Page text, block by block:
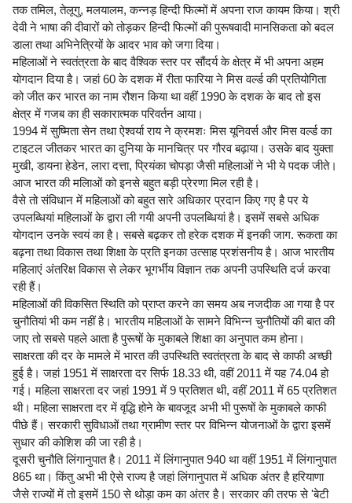
तक तमिल, तेलूगु, मलयालम, कन्नड़ हिन्दी फिल्मों में अपना राज कायम किया। श्री
देवी ने भाषा की दीवारों को तोड़कर हिन्दी फिल्मों की पुरूषवादी मानसिकता को बदल
डाला तथा अभिनेत्रियों के आदर भाव को जगा दिया।
महिलाओं ने स्वतंत्रता के बाद वैश्विक स्तर पर सौंदर्य के क्षेत्र में भी अपना अहम
योगदान दिया है। जहां 60 के दशक में रीता फारिया ने मिस वर्ल्ड की प्रतियोगिता
को जीत कर भारत का नाम रौशन किया था वहीं 1990 के दशक के बाद तो इस
क्षेत्र में गजब का ही सकारात्मक परिवर्तन आया।
1994 में सुष्मिता सेन तथा ऐश्वर्या राय ने क्रमशः मिस यूनिवर्स और मिस वर्ल्ड का
टाइटल जीतकर भारत का दुनिया के मानचित्र पर गौरव बढ़ाया। उसके बाद युक्ता
मुखी, डायना हेडेन, लारा दत्ता, प्रियंका चोपड़ा जैसी महिलाओं ने भी ये पदक जीते।
आज भारत की मलिाओं को इनसे बहुत बड़ी प्रेरणा मिल रही है।
वैसे तो संविधान में महिलाओं को बहुत सारे अधिकार प्रदान किए गए है पर ये
उपलब्धियां महिलाओं के द्वारा ली गयी अपनी उपलब्धियां है। इसमें सबसे अधिक
योगदान उनके स्वयं का है। सबसे बढ़कर तो हरेक दशक में इनकी जाग. रूकता का
बढ़ना तथा विकास तथा शिक्षा के प्रति इनका उत्साह प्रशंसनीय है। आज भारतीय
महिलाएं अंतरिक्ष विकास से लेकर भूगर्भीय विज्ञान तक अपनी उपस्थिति दर्ज करवा
रही हैं।
महिलाओं की विकसित स्थिति को प्राप्त करने का समय अब नजदीक आ गया है पर
चुनौतियां भी कम नहीं है। भारतीय महिलाओं के सामने विभिन्न चुनौतियों की बात की
जाए तो सबसे पहले आता है पुरूषों के मुकाबले शिक्षा का अनुपात कम होना।
साक्षरता की दर के मामले में भारत की उपस्थिति स्वतंत्रता के बाद से काफी अच्छी
हुई है। जहां 1951 में साक्षरता दर सिर्फ 18.33 थी, वहीं 2011 में यह 74.04 हो
गई। महिला साक्षरता दर जहां 1991 में 9 प्रतिशत थी, वहीं 2011 में 65 प्रतिशत
थी। महिला साक्षरता दर में वृद्धि होने के बावजूद अभी भी पुरूषों के मुकाबले काफी
पीछे हैं। सरकारी सुविधाओं तथा ग्रामीण स्तर पर विभिन्न योजनाओं के द्वारा इसमें
सुधार की कोशिश की जा रही है।
दूसरी चुनौति लिंगानुपात है। 2011 में लिंगानुपात 940 था वहीं 1951 में लिंगानुपात
865 था। किंतु अभी भी ऐसे राज्य है जहां लिंगानुपात में अधिक अंतर है हरियाणा
जैसे राज्यों में तो इसमें 150 से थोड़ा कम का अंतर है। सरकार की तरफ से 'बेटी